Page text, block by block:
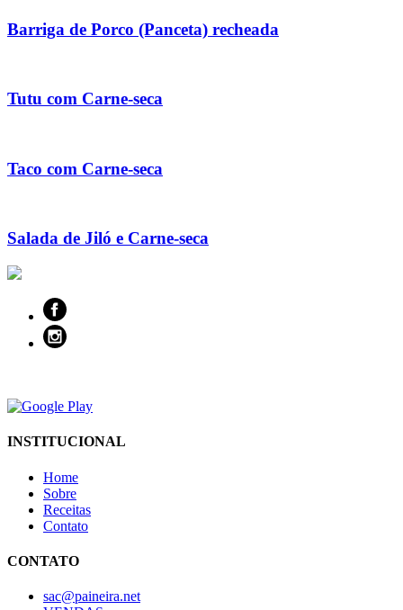
Barriga de Porco (Panceta) recheada
Tutu com Carne-seca
Taco com Carne-seca
Salada de Jiló e Carne-seca
INSTITUCIONAL
Home
Sobre
Receitas
Contato
CONTATO
sac@paineira.net